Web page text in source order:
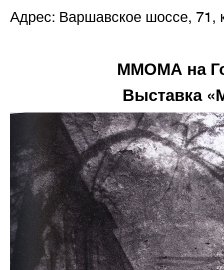
Адрес: Варшавское шоссе, 71,
ММОМА на
Выставка